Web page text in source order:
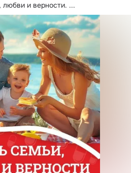
любви и верности. ...